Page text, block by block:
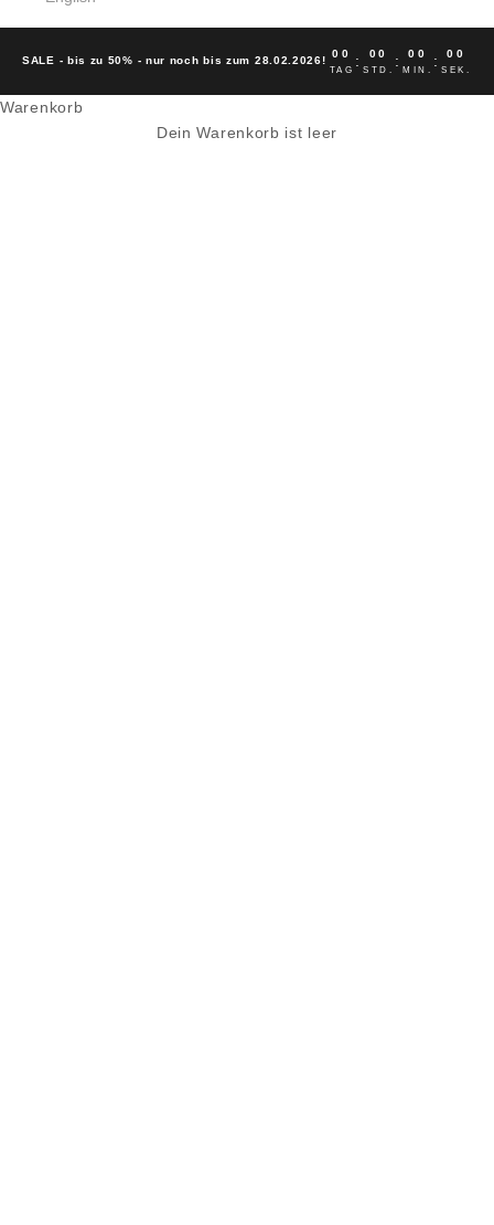
SALE - bis zu 50% - nur noch bis zum 28.02.2026!
00
TAG
: 00
STD.
: 00
MIN.
: 00
SEK.
Warenkorb
Dein Warenkorb ist leer
KLITMOLLER COLLECTIVE HEMDEN